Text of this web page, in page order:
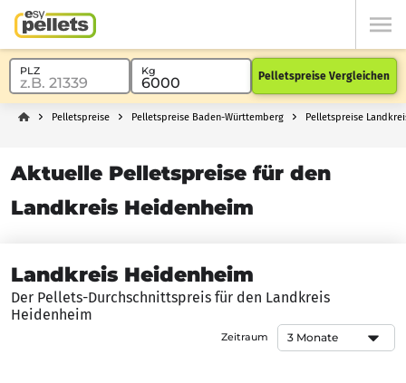
Pelletspreise Vergleichen
Pelletspreise Pelletspreise Baden-Württemberg Pelletspreise
Aktuelle Pelletspreise für den
Landkreis Heidenheim
Landkreis Heidenheim
Der Pellets-Durchschnittspreis für den Landkreis
Heidenheim
Zeitraum